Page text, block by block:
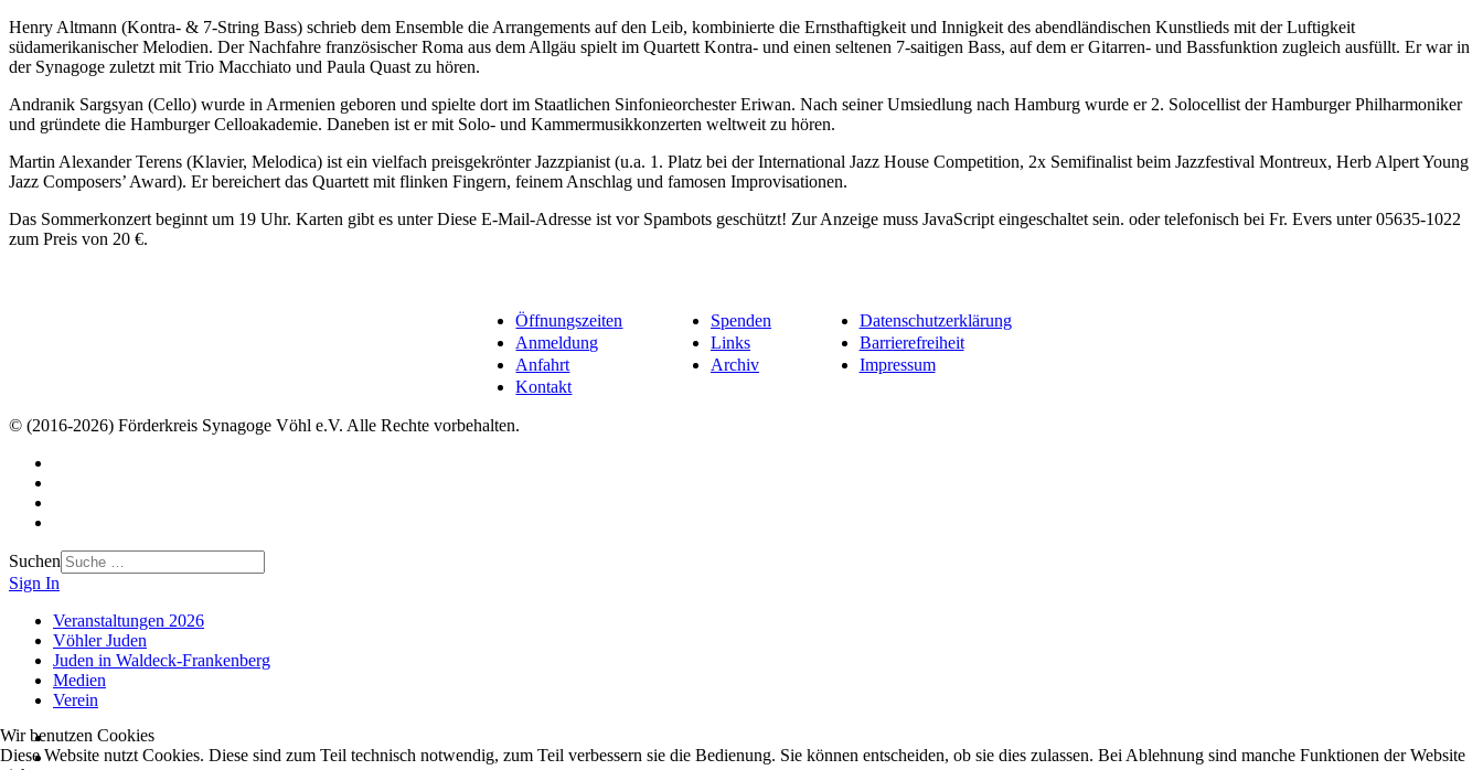
Henry Altmann (Kontra- & 7-String Bass) schrieb dem Ensemble die Arrangements auf den Leib, kombinierte die Ernsthaftigkeit und Innigkeit des abendländischen Kunstlieds mit der Luftigkeit
südamerikanischer Melodien. Der Nachfahre französischer Roma aus dem Allgäu spielt im Quartett Kontra- und einen seltenen 7-saitigen Bass, auf dem er Gitarren- und Bassfunktion zugleich ausfüllt. Er war in
der Synagoge zuletzt mit Trio Macchiato und Paula Quast zu hören.
Andranik Sargsyan (Cello) wurde in Armenien geboren und spielte dort im Staatlichen Sinfonieorchester Eriwan. Nach seiner Umsiedlung nach Hamburg wurde er 2. Solocellist der Hamburger Philharmoniker
und gründete die Hamburger Celloakademie. Daneben ist er mit Solo- und Kammermusikkonzerten weltweit zu hören.
Martin Alexander Terens (Klavier, Melodica) ist ein vielfach preisgekrönter Jazzpianist (u.a. 1. Platz bei der International Jazz House Competition, 2x Semifinalist beim Jazzfestival Montreux, Herb Alpert Young
Jazz Composers’ Award). Er bereichert das Quartett mit flinken Fingern, feinem Anschlag und famosen Improvisationen.
Das Sommerkonzert beginnt um 19 Uhr. Karten gibt es unterDiese E-Mail-Adresse ist vor Spambots geschützt! Zur Anzeige muss JavaScript eingeschaltet sein. oder telefonisch bei Fr. Evers unter 05635-1022
zum Preis von 20 €.
Öffnungszeiten
Anmeldung
Anfahrt
Kontakt
Spenden
Links
Archiv
Datenschutzerklärung
Barrierefreiheit
Impressum
© (2016-2026) Förderkreis Synagoge Vöhl e.V. Alle Rechte vorbehalten.
Suchen
Sign In
Veranstaltungen 2026
Vöhler Juden
Juden in Waldeck-Frankenberg
Medien
Verein
Wir benutzen Cookies
Diese Website nutzt Cookies. Diese sind zum Teil technisch notwendig, zum Teil verbessern sie die Bedienung. Sie können entscheiden, ob sie dies zulassen. Bei Ablehnung sind manche Funktionen der Website